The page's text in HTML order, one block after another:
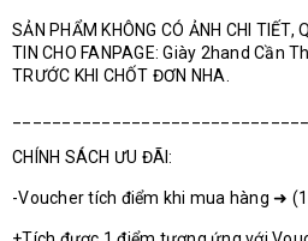
SẢN PHẨM KHÔNG CÓ ẢNH CHI TIẾT,
TIN CHO FANPAGE: Giày 2hand Cần
TRƯỚC KHI CHỐT ĐƠN NHA.
CHÍNH SÁCH ƯU ĐÃI:
-Voucher tích điểm khi mua hàng ➜